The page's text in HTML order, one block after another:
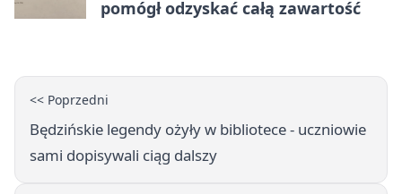
pomógł odzyskać całą zawartość
<< Poprzedni
Będzińskie legendy ożyły w bibliotece - uczniowie
sami dopisywali ciąg dalszy